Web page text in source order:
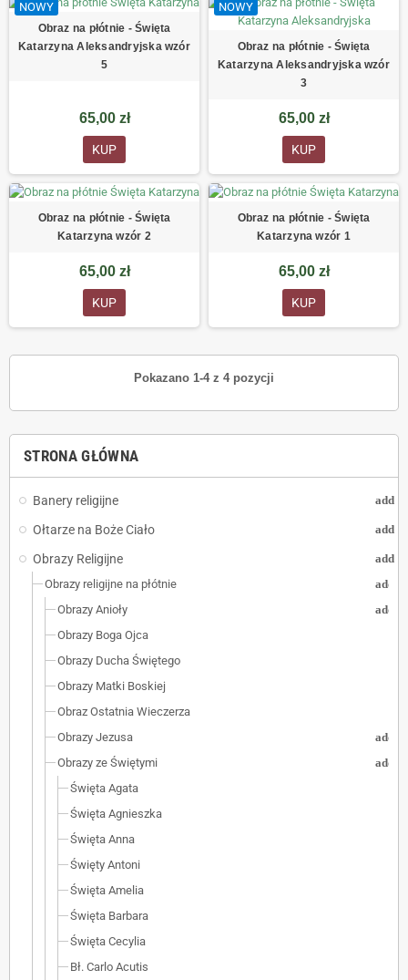
STRONA GŁÓWNA
Banery religijne add
Ołtarze na Boże Ciało add
Obrazy Religijne
add
Obrazy religijne na płótnie
add
Obrazy Anioły
add
Obrazy Boga Ojca
Obrazy Ducha Świętego
Obrazy Matki Boskiej
Obraz Ostatnia Wieczerza
Obrazy Jezusa
add
Obrazy ze Świętymi
add
Święta Agata
Święta Agnieszka
Święta Anna
Święty Antoni
Święta Amelia
Święta Barbara
Święta Cecylia
Bł. Carlo Acutis
NOWY
Obraz na płótnie - Święta
Katarzyna Aleksandryjska wzór
5
65,00 zł
KUP
NOWY
Obraz na płótnie - Święta
Katarzyna Aleksandryjska wzór
3
65,00 zł
KUP
Obraz na płótnie - Święta
Katarzyna wzór 2
65,00 zł
KUP
Obraz na płótnie - Święta
Katarzyna wzór 1
65,00 zł
KUP
Pokazano 1-4 z 4 pozycji